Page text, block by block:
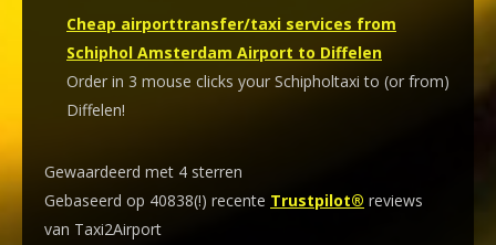
Cheap airporttransfer/taxi services from
Schiphol Amsterdam Airport to Diffelen
Order in 3 mouse clicks your Schipholtaxi to (or from)
Diffelen!
Gewaardeerd met 4 sterren
Gebaseerd op 40838(!) recente Trustpilot® reviews
van Taxi2Airport